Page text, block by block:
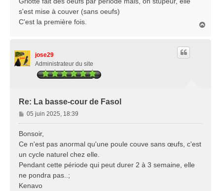
s'est mise à couver (sans oeufs)
C'est la première fois.
jose29
Administrateur du site
Re: La basse-cour de Fasol
M
e
a
g
e
05 juin 2025, 18:39
Bonsoir,
Ce n'est pas anormal qu'une poule couve sans œufs, c'est
un cycle naturel chez elle.
Pendant cette période qui peut durer 2 à 3 semaine, elle
ne pondra pas..;
Kenavo